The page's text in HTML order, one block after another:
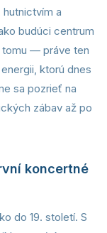
a
budúci centrum
tomu — práve ten
ktorú dnes
sa pozrieť na
zábav až po
koncertné
do 19. století. S